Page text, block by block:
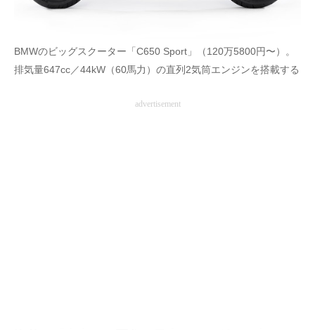
BMWのビッグスクーター「C650 Sport」（120万5800円〜）。
排気量647cc／44kW（60馬力）の直列2気筒エンジンを搭載する
advertisement